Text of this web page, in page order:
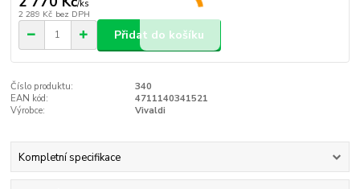
/ks
2 289 Kč bez DPH
Přidat do košíku
Číslo produktu:
340
EAN kód:
4711140341521
Výrobce:
Vivaldi
Kompletní specifikace